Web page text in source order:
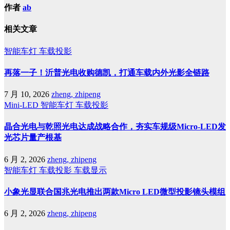
作者 ab
相关文章
智能车灯 车载投影
再落一子！沂普光电收购德凯，打通车载内外光影全链路
7 月 10, 2026 zheng, zhipeng
Mini-LED 智能车灯 车载投影
晶合光电与乾照光电达成战略合作，夯实车规级Micro-LED发
光芯片量产根基
6 月 2, 2026 zheng, zhipeng
智能车灯 车载投影 车载显示
小象光显联合国兆光电推出两款Micro LED微型投影镜头模组
6 月 2, 2026 zheng, zhipeng